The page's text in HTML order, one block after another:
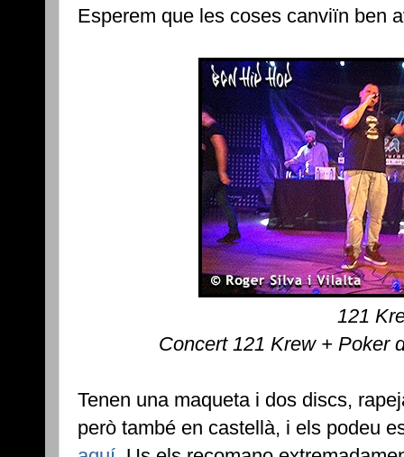
Esperem que les coses canviïn ben
121
Concert 121 Krew + Poker
Tenen una maqueta i dos discs,
però també en castellà, i els podeu